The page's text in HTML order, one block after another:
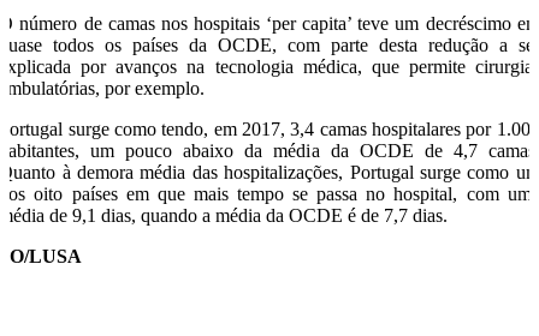
O número de camas nos hospitais ‘per capita’ teve um decréscimo em
quase todos os países da OCDE, com parte desta redução a ser
explicada por avanços na tecnologia médica, que permite cirurgias
ambulatórias, por exemplo.
Portugal surge como tendo, em 2017, 3,4 camas hospitalares por 1.000
habitantes, um pouco abaixo da média da OCDE de 4,7 camas.
Quanto à demora média das hospitalizações, Portugal surge como um
dos oito países em que mais tempo se passa no hospital, com uma
média de 9,1 dias, quando a média da OCDE é de 7,7 dias.
SO/LUSA